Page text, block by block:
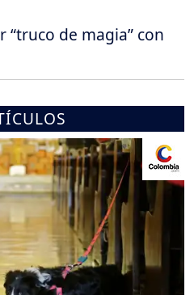
“truco de magia” con